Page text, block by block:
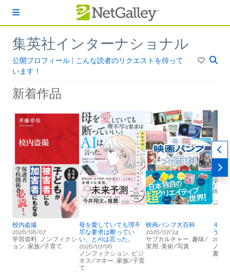
集英社インターナショナル
公開プロフィール
こんな読者のリクエストを待って
います！
新着作品
校内盗撮
2026/08/07
学習資料, ノンフィクシ
ョン, 家族/子育て
母を愛していても理不
尽な要求は断ってい
い、とAIは言った。
2026/07/06
ノンフィクション, ビジ
ネス/マネー, 家族/子育
て
映画パンフ大百科
2026/07/24
サブカルチャー, 趣味/
実用, 美術/写真
４人
う、
ノン
書/